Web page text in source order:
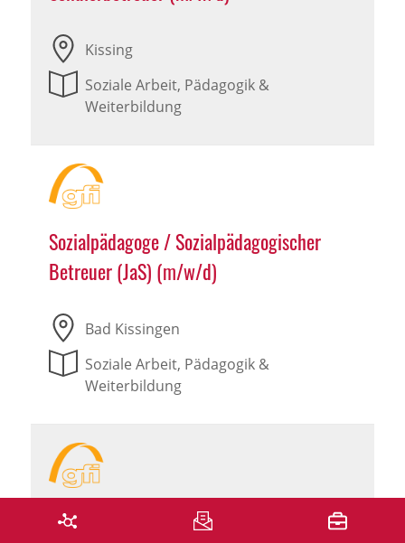
Kissing
Soziale Arbeit, Pädagogik &
Weiterbildung
Sozialpädagoge / Sozialpädagogischer
Betreuer (JaS) (m/w/d)
Bad Kissingen
Soziale Arbeit, Pädagogik &
Weiterbildung
Sozialpädagoge / Sozialpädagogischer